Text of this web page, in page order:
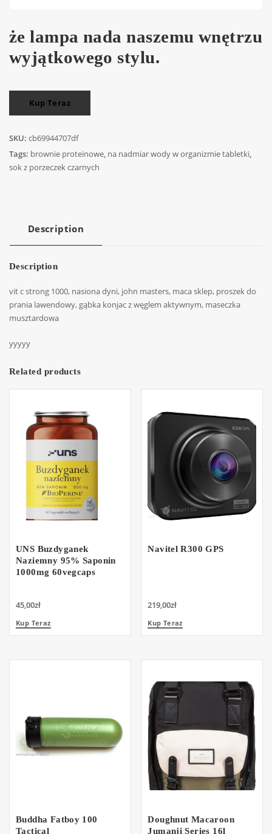
że lampa nada naszemu wnętrzu
wyjątkowego stylu.
Kup Teraz
SKU: cb69944707df
Tags: brownie proteinowe, na nadmiar wody w organizmie tabletki,
sok z porzeczek czarnych
Description
Description
vit c strong 1000, nasiona dyni, john masters, maca sklep, proszek do
prania lawendowy, gąbka konjac z węglem aktywnym, maseczka
musztardowa
yyyyy
Related products
UNS Buzdyganek
Naziemny 95% Saponin
1000mg 60vegcaps
45,00zł
Kup Teraz
Navitel R300 GPS
219,00zł
Kup Teraz
Buddha Fatboy 100
Tactical
Doughnut Macaroon
Jumanji Series 16l